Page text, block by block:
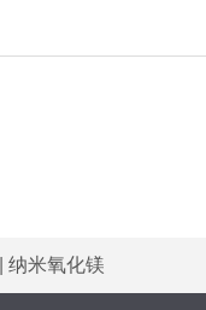
纳米氧化镁